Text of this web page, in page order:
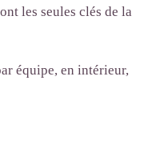
les seules clés de la
équipe, en intérieur,